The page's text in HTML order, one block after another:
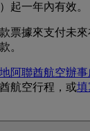
起一年內有效。
票據來支付未來
。
阿聯酋航空辦事
航空行程，或填